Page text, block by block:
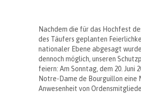
Nachdem die für das Hochfest
des Täufers geplanten
nationaler Ebene abgesagt
dennoch möglich, unseren
feiern: Am Sonntag, dem 20. Juni
Notre-Dame de Bourguillon eine
Anwesenheit von